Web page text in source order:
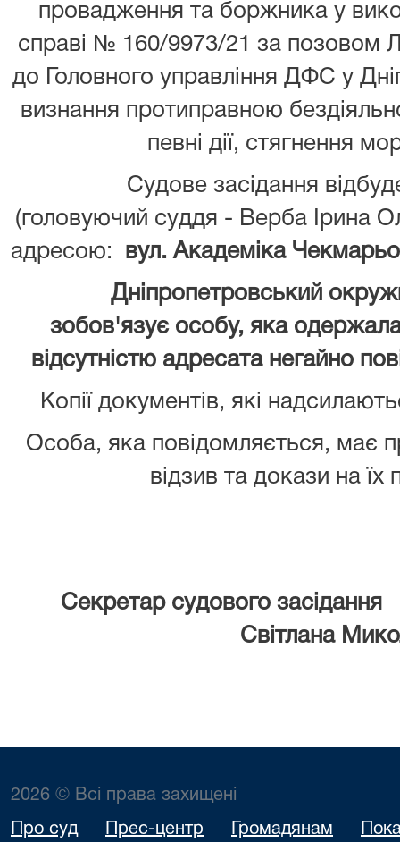
провадження та боржника у
справі № 160/9973/21 за позовом
до Головного управління ДФС у
визнання протиправною
певні дії, стягнення
Судове засідання
(головуючий суддя - Верба Ірина
адресою:
вул. Академіка
Дніпропетровський
зобов'язує особу, яка
відсутністю адресата негайно
Копії документів, які
Особа, яка повідомляється, має
відзив та докази на їх
Секретар судового
Світлана
2026 © Всі права захищені
Про суд Прес-центр Громадянам